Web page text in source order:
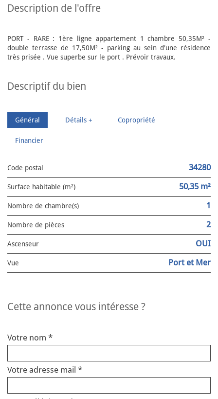
description de l'offre
PORT - RARE : 1ère ligne appartement 1 chambre 50,35M² -
double terrasse de 17,50M² - parking au sein d'une résidence
très prisée . Vue superbe sur le port . Prévoir travaux.
descriptif du bien
Général Détails + Copropriété
Financier
Code postal 34280
Surface habitable (m²) 50,35 m²
Nombre de chambre(s) 1
Nombre de pièces 2
Ascenseur OUI
Vue Port et Mer
cette annonce vous intéresse ?
Votre nom *
Votre adresse mail *